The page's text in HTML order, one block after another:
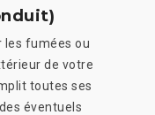
les fumées ou
de votre
toutes ses
éventuels